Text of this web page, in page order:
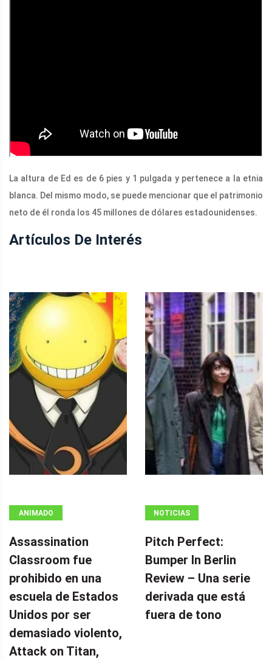
La altura de Ed es de 6 pies y 1 pulgada y pertenece a la etnia
blanca. Del mismo modo, se puede mencionar que el patrimonio
neto de él ronda los 45 millones de dólares estadounidenses.
Artículos De Interés
ANIMADO
Assassination
Classroom fue
prohibido en una
escuela de Estados
Unidos por ser
demasiado violento,
Attack on Titan,
NOTICIAS
Pitch Perfect:
Bumper In Berlin
Review – Una serie
derivada que está
fuera de tono